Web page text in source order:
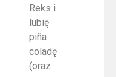
Reks i
lubię
piña
coladę
(oraz